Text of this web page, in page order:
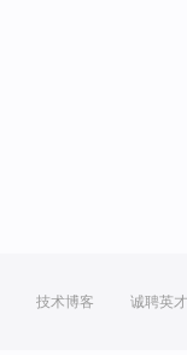
技术博客 诚聘英才